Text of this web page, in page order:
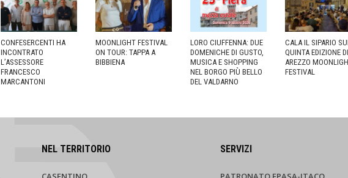
CONFESERCENTI HA
INCONTRATO
L’ASSESSORE
FRANCESCO
MARCANTONI
MOONLIGHT FESTIVAL
ON TOUR: TAPPA A
BIBBIENA
LORO CIUFFENNA: DUE
DOMENICHE DI GUSTO,
MUSICA E SHOPPING
NEL BORGO PIÙ BELLO
DEL VALDARNO
CALA IL SIPARIO
QUINTA EDIZIONE DI
AREZZO
FESTIVAL
NEL TERRITORIO SERVIZI